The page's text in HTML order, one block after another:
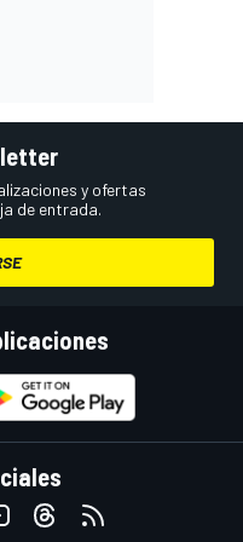
y ofertas
de entrada.